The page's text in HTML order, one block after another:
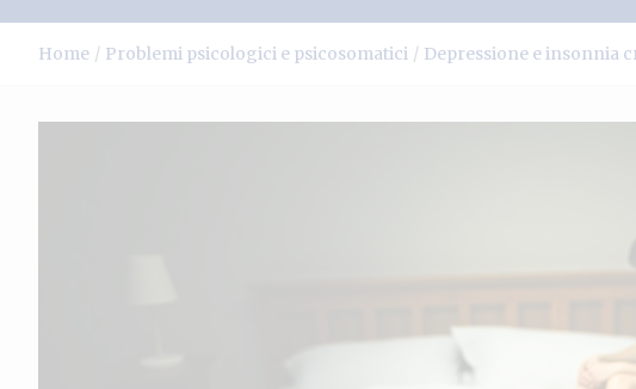
Home Problemi psicologici e psicosomatici Depressione e insonnia